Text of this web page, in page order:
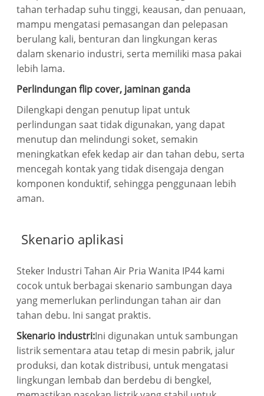
tahan terhadap suhu tinggi, keausan, dan penuaan,
mampu mengatasi pemasangan dan pelepasan
berulang kali, benturan dan lingkungan keras
dalam skenario industri, serta memiliki masa pakai
lebih lama.
Perlindungan flip cover, jaminan ganda
Dilengkapi dengan penutup lipat untuk
perlindungan saat tidak digunakan, yang dapat
menutup dan melindungi soket, semakin
meningkatkan efek kedap air dan tahan debu, serta
mencegah kontak yang tidak disengaja dengan
komponen konduktif, sehingga penggunaan lebih
aman.
Skenario aplikasi
Steker Industri Tahan Air Pria Wanita IP44 kami
cocok untuk berbagai skenario sambungan daya
yang memerlukan perlindungan tahan air dan
tahan debu. Ini sangat praktis.
Skenario industri:Ini digunakan untuk sambungan
listrik sementara atau tetap di mesin pabrik, jalur
produksi, dan kotak distribusi, untuk mengatasi
lingkungan lembab dan berdebu di bengkel,